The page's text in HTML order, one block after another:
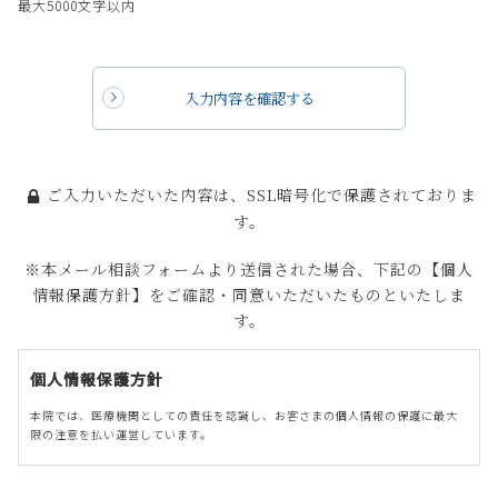
最大5000文字以内
入力内容を確認する
ご入力いただいた内容は、SSL暗号化で保護されておりま
す。
※本メール相談フォームより送信された場合、下記の【個人
情報保護方針】をご確認・同意いただいたものといたしま
す。
個人情報保護方針
本院では、医療機関としての責任を認識し、お客さまの個人情報の保護に最大
限の注意を払い運営しています。